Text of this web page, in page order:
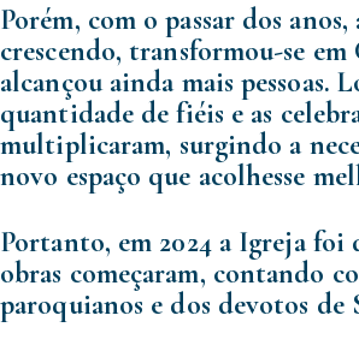
Porém, com o passar dos
crescendo, transformou-se em
alcançou ainda mais pessoas.
quantidade de fiéis e as
multiplicaram, surgindo a
novo espaço que acolhesse
Portanto, em 2024 a Igreja foi
obras começaram, contando
paroquianos e dos devotos